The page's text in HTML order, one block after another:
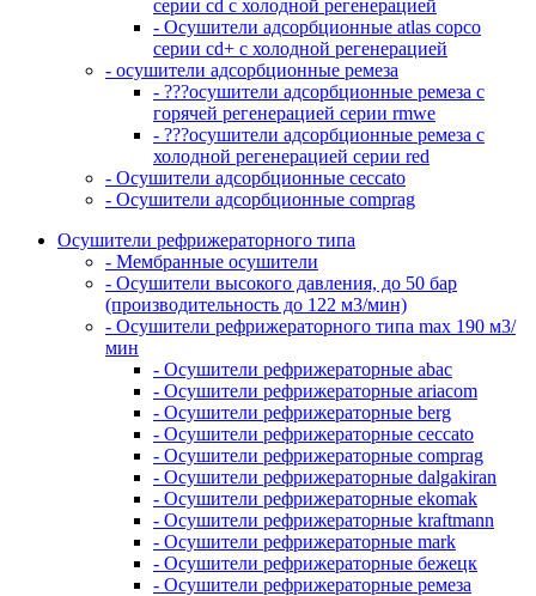
серии cd с холодной регенерацией
- Осушители адсорбционные atlas copco
серии cd+ с холодной регенерацией
- осушители адсорбционные ремеза
- ???осушители адсорбционные ремеза с
горячей регенерацией серии rmwe
- ???осушители адсорбционные ремеза с
холодной регенерацией серии red
- Осушители адсорбционные ceccato
- Осушители адсорбционные comprag
Осушители рефрижераторного типа
- Мембранные осушители
- Осушители высокого давления, до 50 бар
(производительность до 122 м3/мин)
- Осушители рефрижераторного типа max 190 м3/
мин
- Осушители рефрижераторные abac
- Осушители рефрижераторные ariacom
- Осушители рефрижераторные berg
- Осушители рефрижераторные ceccato
- Осушители рефрижераторные comprag
- Осушители рефрижераторные dalgakiran
- Осушители рефрижераторные ekomak
- Осушители рефрижераторные kraftmann
- Осушители рефрижераторные mark
- Осушители рефрижераторные бежецк
- Осушители рефрижераторные ремеза